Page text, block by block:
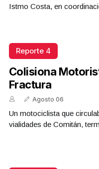
Istmo Costa, en
Reporte 4
Colisiona
Fractura
Agosto 06
Un motociclista que
vialidades de Comitán,